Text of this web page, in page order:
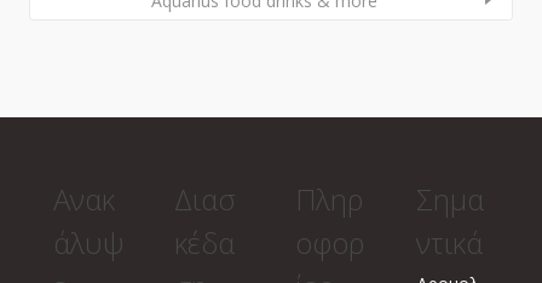
Ανακ
άλυψ
Διασ
κέδα
Πληρ
οφορ
Σημα
ντικά